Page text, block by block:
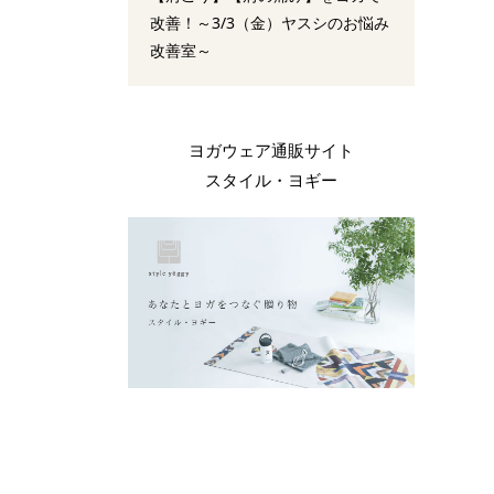
改善！～3/3（金）ヤスシのお悩み
改善室～
ヨガウェア通販サイト
スタイル・ヨギー